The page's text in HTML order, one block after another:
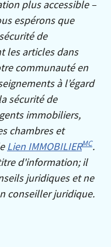
plus accessible –
espérons que
de
les articles dans
communauté en
à l’égard
sécurité de
immobiliers,
chambres et
Lien IMMOBILIERMC.
d'information; il
juridiques et ne
conseiller juridique.